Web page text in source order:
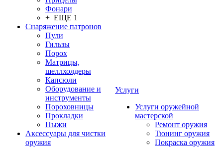
Фонари
+ ЕЩЕ 1
Снаряжение патронов
Пули
Гильзы
Порох
Матрицы,
шеллхолдеры
Капсюли
Оборудование и
инструменты
Пороховницы
Прокладки
Пыжи
Аксессуары для чистки
оружия
Услуги
Услуги оружейной
мастерской
Ремонт оружия
Тюнинг оружия
Покраска оружия